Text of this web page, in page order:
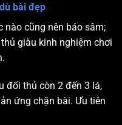
bài đẹp
nào cũng nên báo sâm;
giàu kinh nghiệm chơi
đối thủ còn 2 đến 3 lá,
ứng chặn bài. Ưu tiên